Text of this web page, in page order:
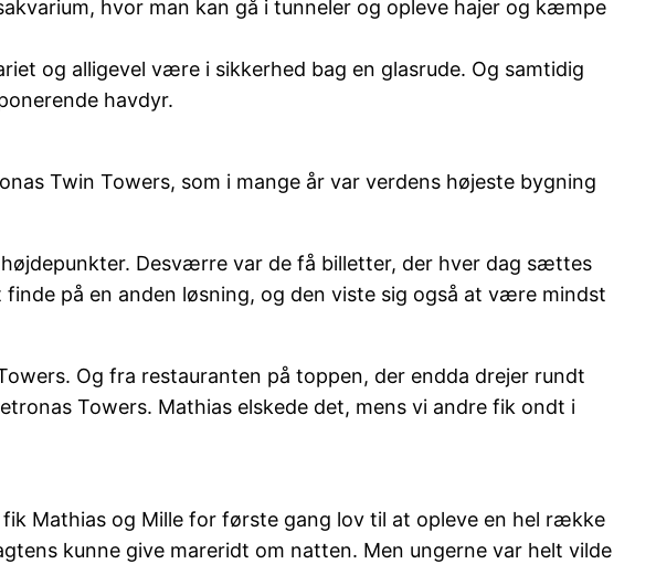
hvor man kan gå i tunneler og opleve hajer og kæmpe
og alligevel være i sikkerhed bag en glasrude. Og samtidig
havdyr.
Twin Towers, som i mange år var verdens højeste bygning
Desværre var de få billetter, der hver dag sættes
på en anden løsning, og den viste sig også at være mindst
Og fra restauranten på toppen, der endda drejer rundt
Towers. Mathias elskede det, mens vi andre fik ondt i
Mathias og Mille for første gang lov til at opleve en hel række
kunne give mareridt om natten. Men ungerne var helt vilde